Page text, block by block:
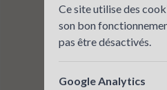
Ce site utilise des
son bon
pas être désactivés.
Google Analytics